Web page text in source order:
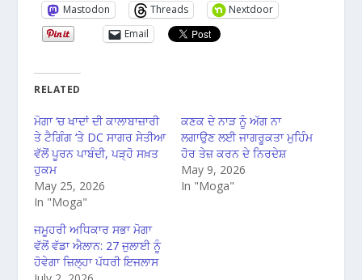
Mastodon
Threads
Nextdoor
Email
RELATED
ਮੋਗਾ ‘ਚ ਖਾਦਾਂ ਦੀ ਕਾਲਾਬਾਜ਼ਾਰੀ
ਤੇ ਟੈਗਿੰਗ ‘ਤੇ DC ਸਾਗਰ ਸੇਤੀਆ
ਵੱਲੋਂ ਪੂਰਨ ਪਾਬੰਦੀ, ਪੜ੍ਹੋ ਸਖ਼ਤ
ਹੁਕਮ
May 25, 2026
In "Moga"
ਕਣਕ ਦੇ ਨਾੜ ਨੂੰ ਅੱਗ ਨਾ
ਲਗਾਉਣ ਲਈ ਜਾਗਰੂਕਤਾ ਮੁਹਿੰਮ
ਹੋਰ ਤੇਜ਼ ਕਰਨ ਦੇ ਨਿਰਦੇਸ਼
May 9, 2026
In "Moga"
ਜਮੂਹਰੀ ਅਧਿਕਾਰ ਸਭਾ ਮੋਗਾ
ਵੱਲੋਂ ਵੱਡਾ ਐਲਾਨ: 27 ਜੁਲਾਈ ਨੂੰ
ਹੋਵੇਗਾ ਜ਼ਿਲ੍ਹਾ ਪੱਧਰੀ ਇਜਲਾਸ